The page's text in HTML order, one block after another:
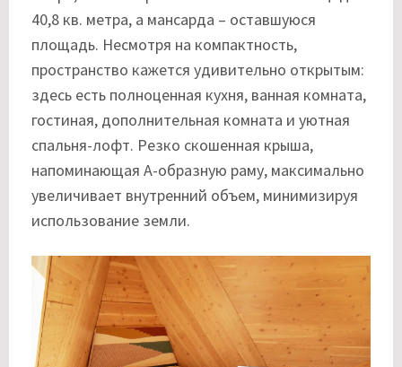
40,8 кв. метра, а мансарда – оставшуюся
площадь. Несмотря на компактность,
пространство кажется удивительно открытым:
здесь есть полноценная кухня, ванная комната,
гостиная, дополнительная комната и уютная
спальня-лофт. Резко скошенная крыша,
напоминающая А-образную раму, максимально
увеличивает внутренний объем, минимизируя
использование земли.